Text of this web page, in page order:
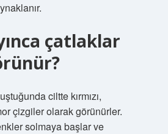
çatlaklar
ciltte kırmızı,
çizgiler olarak görünürler.
solmaya başlar ve